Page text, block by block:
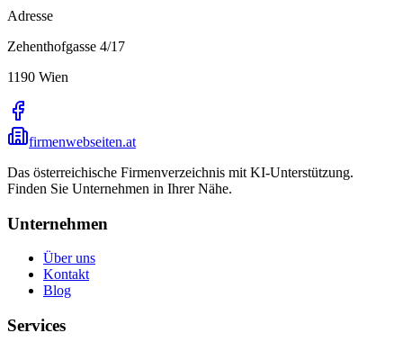
Adresse
Zehenthofgasse 4/17
1190 Wien
firmenwebseiten.at
Das österreichische Firmenverzeichnis mit KI-Unterstützung.
Finden Sie Unternehmen in Ihrer Nähe.
Unternehmen
Über uns
Kontakt
Blog
Services